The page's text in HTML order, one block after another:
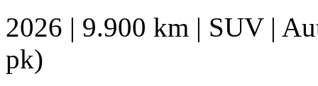
2026 | 9.900 km | SUV|
pk)